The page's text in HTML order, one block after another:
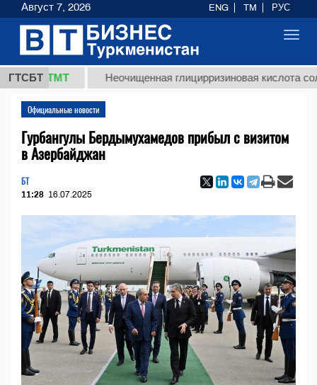
ГТСБТ
ТМТ Неочищенная глицирризиновая кислота
Официальные новости
Гурбангулы Бердымухамедов прибыл с визитом
в Азербайджан
БТ
11:28 16.07.2025
Август 7, 2026 ENG TM РУС